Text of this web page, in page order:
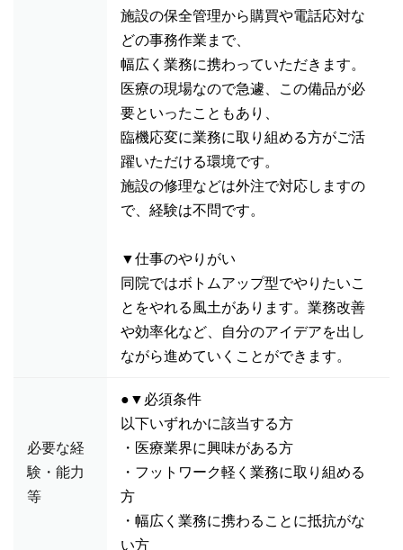
施設の保全管理から購買や電話応対な
どの事務作業まで、
幅広く業務に携わっていただきます。
医療の現場なので急遽、この備品が必
要といったこともあり、
臨機応変に業務に取り組める方がご活
躍いただける環境です。
施設の修理などは外注で対応しますの
で、経験は不問です。
▼仕事のやりがい
同院ではボトムアップ型でやりたいこ
とをやれる風土があります。業務改善
や効率化など、自分のアイデアを出し
ながら進めていくことができます。
必要な経
験・能力
等
●▼必須条件
以下いずれかに該当する方
・医療業界に興味がある方
・フットワーク軽く業務に取り組める
方
・幅広く業務に携わることに抵抗がな
い方